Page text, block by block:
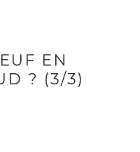
EN
? (3/3)